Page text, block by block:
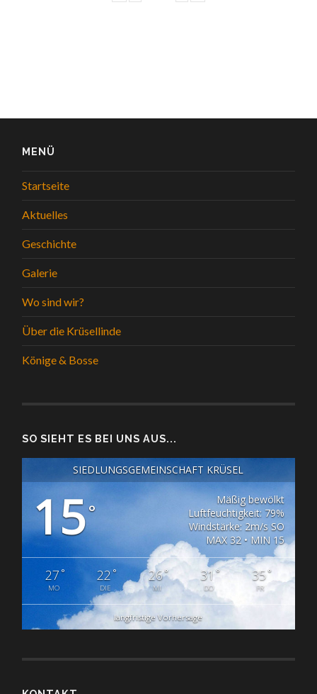
MENÜ
Startseite
Aktuelles
Geschichte
Galerie
Wo sind wir?
Über die Krüsellinde
Könige & Bosse
SO SIEHT ES BEI UNS AUS...
SIEDLUNGSGEMEINSCHAFT KRÜSEL
15°
Mäßig bewölkt
Luftfeuchtigkeit: 79%
Windstärke: 2m/s SO
MAX 32 • MIN 15
27°
MO
22 °
DIE
26°
MI
31°
DO
35°
FR
langfristige Vorhersage